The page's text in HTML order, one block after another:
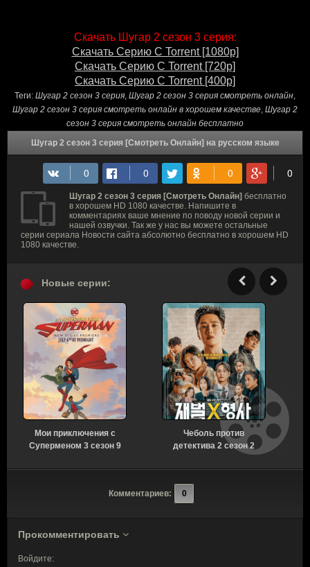
Скачать Шугар 2 сезон 3 серия:
Скачать Серию С Torrent [1080p]
Скачать Серию С Torrent [720p]
Скачать Серию С Torrent [400p]
Теги: Шугар 2 сезон 3 серия, Шугар 2 сезон 3 серия смотреть онлайн,
Шугар 2 сезон 3 серия смотреть онлайн в хорошем качестве, Шугар 2
сезон 3 серия смотреть онлайн бесплатно
Шугар 2 сезон 3 серия [Смотреть Онлайн] на русском языке
Шугар 2 сезон 3 серия [Смотреть Онлайн] бесплатно
в хорошем HD 1080 качестве. Напишите в
комментариях ваше мнение по поводу новой серии и
нашей озвучки. Так же у нас вы можете остальные
серии сериала Новости сайта абсолютно бесплатно в хорошем HD
1080 качестве.
Новые серии:
Мои приключения с
Суперменом 3 сезон 9
Онлайн]
Чеболь против
детектива 2 сезон 2
Онлайн]
Комментариев: 0
Прокомментировать
Войдите: